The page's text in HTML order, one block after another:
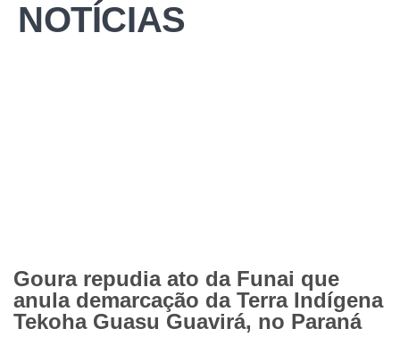
NOTÍCIAS
Goura repudia ato da Funai que
anula demarcação da Terra Indígena
Tekoha Guasu Guavirá, no Paraná